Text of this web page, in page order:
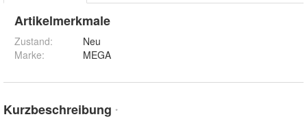
Artikelmerkmale
Zustand:
Neu
Marke:
MEGA
Kurzbeschreibung *